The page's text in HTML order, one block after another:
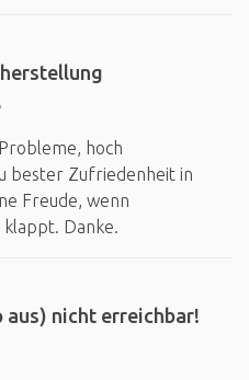
hoch
bester Zufriedenheit in
Freude, wenn
Danke.
nicht erreichbar!